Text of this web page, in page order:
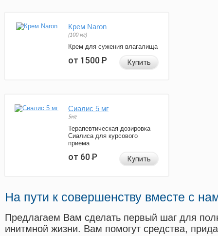
Крем Naron
(100 мг)
Крем для сужения влагалища
от 1500Р Купить
Сиалис 5 мг
5мг
Терапевтическая дозировка
Сиалиса для курсового
приема
от 60Р Купить
На пути к совершенству вместе с
Предлагаем Вам сделать первый шаг для
инитмной жизни. Вам помогут средства,